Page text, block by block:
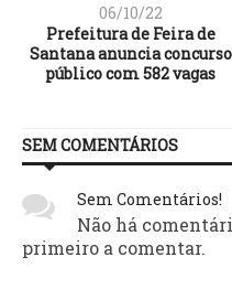
06/10/22
Prefeitura de Feira de
Santana anuncia concurso
público com 582 vagas
SEM COMENTÁRIOS
Sem Comentários!
Não há
primeiro a comentar.